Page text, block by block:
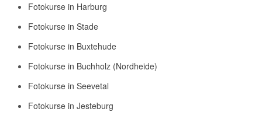
Fotokurse in Harburg
Fotokurse in Stade
Fotokurse in Buxtehude
Fotokurse in Buchholz (Nordheide)
Fotokurse in Seevetal
Fotokurse in Jesteburg